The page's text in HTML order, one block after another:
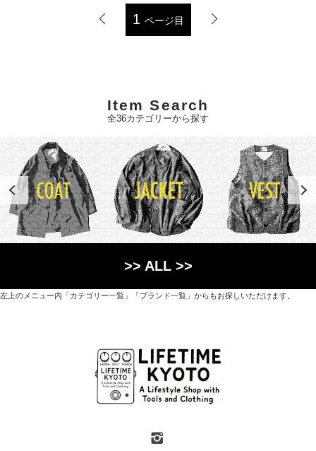
1 ページ目
Item Search
全36カテゴリーから探す
>> ALL >>
左上のメニュー内「カテゴリー一覧」「ブランド一覧」からもお探しいただけます。
オリジナルを含むファッションアイテムが中心の
京都・紫野にあるライフスタイルショップです。
京都府京都市北区紫野上築山町21（1階と2階）
定休日 / 水・日曜